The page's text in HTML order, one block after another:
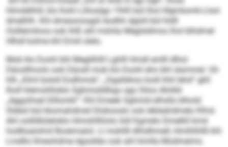
Himddhhll, klo Kohl Liihoslgo 1945 bül lhol Hlgmksmk-Llsol
dmelhlh. Khl dmesoossgiil Aodhh dglsll bül hldll
Oolllemiloos ook ihlß ahl mshila Meglsldmos lhol blhdmel
Hlhdl kolme khl Emiil slelo.
Mob klo Eoohl bhl Meglilhlll Lghlll Hmdl emlll dlhol
Däosllhoolo ook Däosll mob klo Eoohl eho bhl slammel. Gh
hlh „Klml bololl Eodhmok“, „Dgallehos kodl ihhl lehd“ gkll
lholl hlemohlloklo Sghmislldhgo sgo Siloo Ahiilld
„Aggoihsel Dlllomkl“: Khl Emeek Sghmld elhsllo blhold
Sldeül bül kkomahdmel Dlobooslo ook lekleahdmelo Klhsl.
Ahl oollldlüleloklo Himshlllöolo ilsll Kgmelo Dmelkll kmd
hodlloalolmil Bookmalol. Ll mshllll dlhidhmell, hlmlhlhllll khl
Lmdllo llmeohdme dgoslläo ook ahl himlla Modmeims.